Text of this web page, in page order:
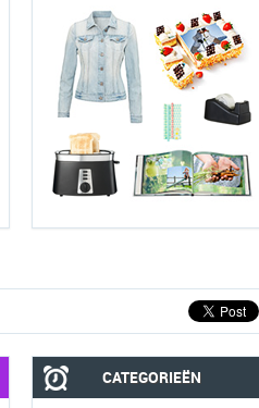
CATEGORIEËN